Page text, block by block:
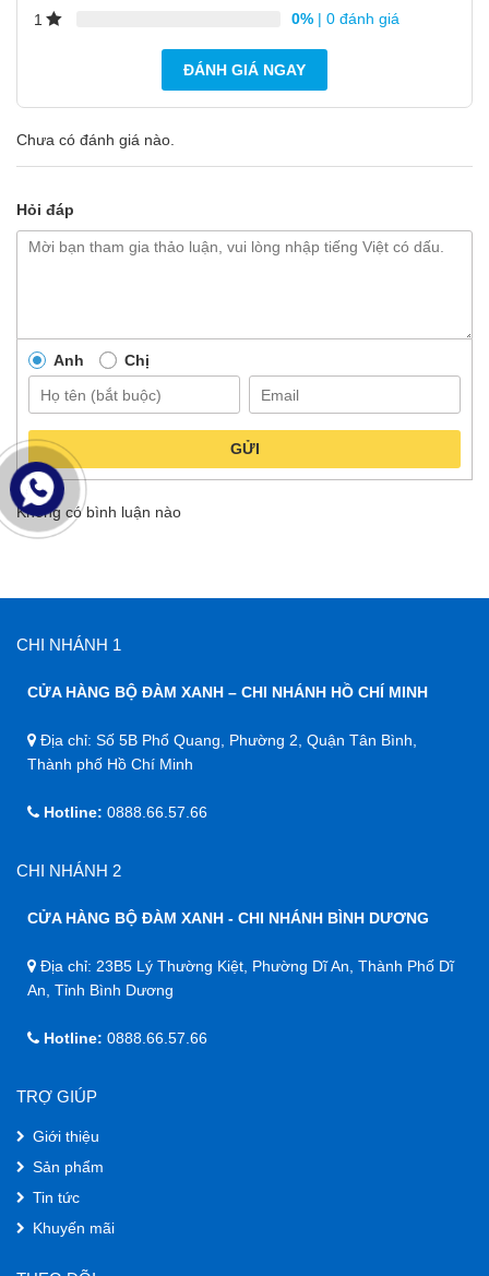
1
0% | 0 đánh giá
ĐÁNH GIÁ NGAY
Chưa có đánh giá nào.
Hỏi đáp
Anh Chị
GỬI
Không có bình luận nào
CHI NHÁNH 1
CỬA HÀNG BỘ ĐÀM XANH – CHI NHÁNH HỒ CHÍ MINH
Địa chỉ: Số 5B Phổ Quang, Phường 2, Quận Tân Bình,
Thành phố Hồ Chí Minh
Hotline: 0888.66.57.66
CHI NHÁNH 2
CỬA HÀNG BỘ ĐÀM XANH - CHI NHÁNH BÌNH DƯƠNG
Địa chỉ: 23B5 Lý Thường Kiệt, Phường Dĩ An, Thành Phố Dĩ
An, Tỉnh Bình Dương
Hotline: 0888.66.57.66
TRỢ GIÚP
Giới thiệu
Sản phẩm
Tin tức
Khuyến mãi